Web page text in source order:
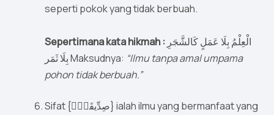
seperti pokok yang tidak berbuah.
Sepertimana kata hikmah :
بِلَا ثَمَر Maksudnya: “Ilmu tanpa amal umpama
pohon tidak berbuah.”
Sifat {صِدِّيقَةٌۭ} ialah ilmu yang bermanfaat yang